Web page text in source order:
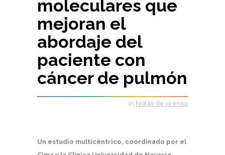
moleculares que
mejoran el
abordaje del
paciente con
cáncer de pulmón
in Notas de prensa
Un estudio multicéntrico, coordinado por el